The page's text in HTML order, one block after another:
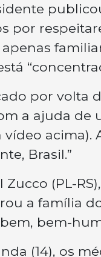
por
por volta
a ajuda de
acima).
Brasil.”
(PL-
a família
bem-
(14), os